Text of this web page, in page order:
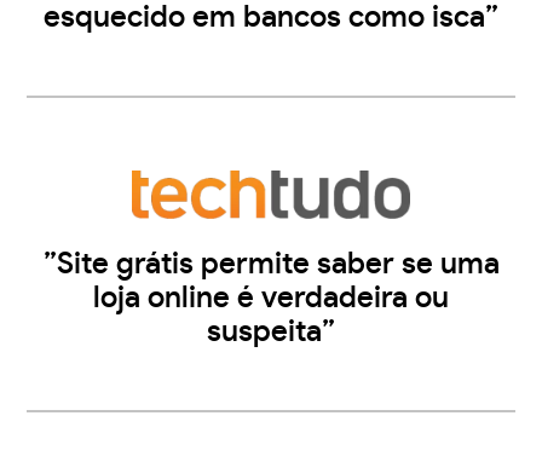
esquecido em bancos como isca”
”Site grátis permite saber se uma
loja online é verdadeira ou
suspeita”